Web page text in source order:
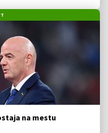
na mestu